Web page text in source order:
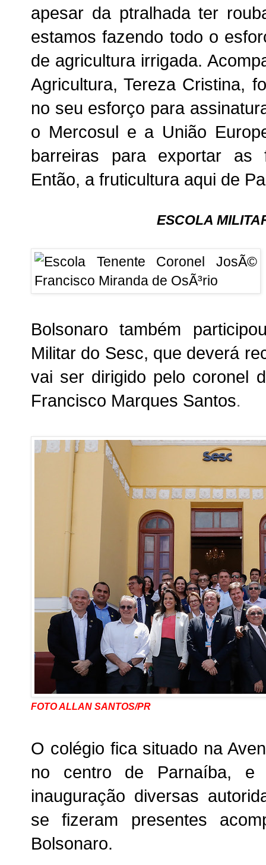
apesar da ptralhada ter
estamos fazendo todo o
de agricultura irrigada.
Agricultura, Tereza Cristina,
no seu esforço para
o Mercosul e a União
barreiras para exportar as
Então, a fruticultura aqui de
ESCOLA
Bolsonaro também
Militar do Sesc, que deverá
vai ser dirigido pelo coronel
Francisco Marques Santos.
FOTO ALLAN SANTOS/PR
O colégio fica situado na
no centro de Parnaíba,
inauguração diversas
se fizeram presentes
Bolsonaro.